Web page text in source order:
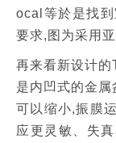
ocal等於是找
要求,图为采用
再来看新设计
是内凹式的金
可以缩小,振膜
应更灵敏、失